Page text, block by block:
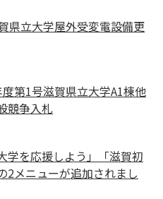
県立大学屋外受変電設備更
第1号滋賀県立大学A1棟他
競争入札
学を応援しよう」「滋賀初
2メニューが追加されまし